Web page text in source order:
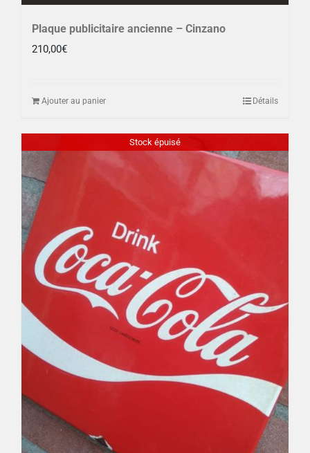
Plaque publicitaire ancienne – Cinzano
210,00€
Ajouter au panier Détails
Stock épuisé